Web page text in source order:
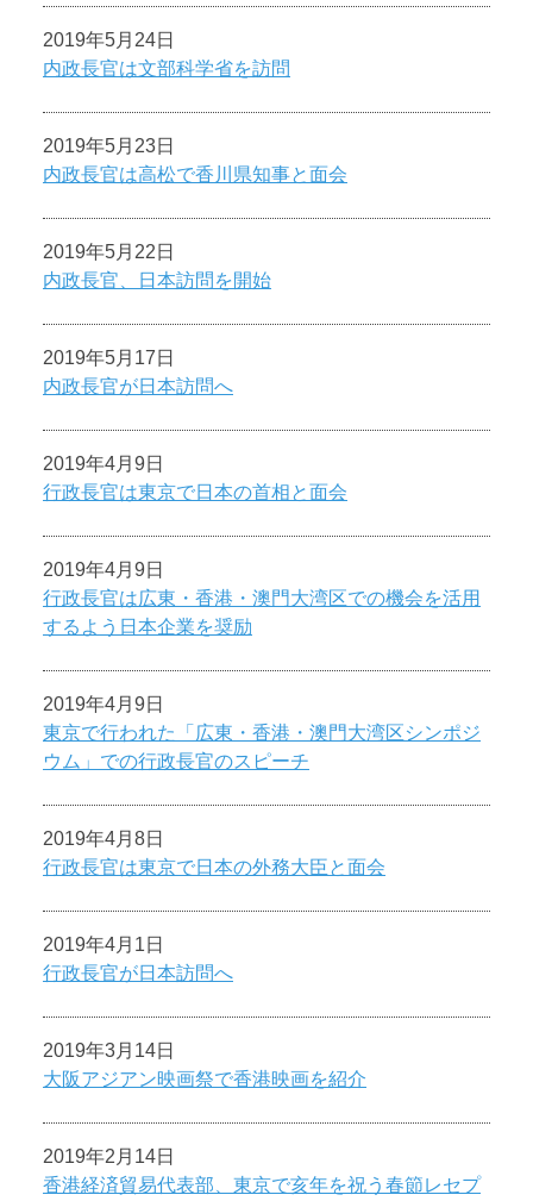
2019年5月24日
内政長官は文部科学省を訪問
2019年5月23日
内政長官は高松で香川県知事と面会
2019年5月22日
内政長官、日本訪問を開始
2019年5月17日
内政長官が日本訪問へ
2019年4月9日
行政長官は東京で日本の首相と面会
2019年4月9日
行政長官は広東・香港・澳門大湾区での機会を活用
するよう日本企業を奨励
2019年4月9日
東京で行われた「広東・香港・澳門大湾区シンポジ
ウム」での行政長官のスピーチ
2019年4月8日
行政長官は東京で日本の外務大臣と面会
2019年4月1日
行政長官が日本訪問へ
2019年3月14日
大阪アジアン映画祭で香港映画を紹介
2019年2月14日
香港経済貿易代表部、東京で亥年を祝う春節レセプ